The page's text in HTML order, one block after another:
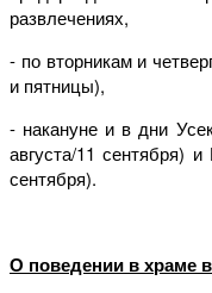
развлечениях,
- по вторникам и
и пятницы),
- накануне и в дни
августа/11 сентября)
сентября).
О поведении в храме